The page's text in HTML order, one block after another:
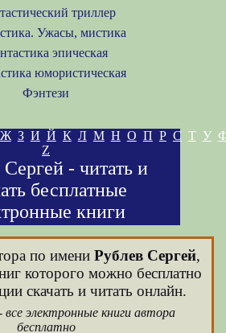
триллер
Ужасы, мистика
эпическая
юмористическая
Фэнтези
Ж З И Й К Л М Н О П Р С Т У
Z
Сергей - читать и
бесплатные
книги
по имени Рублев Сергей,
которого можно бесплатно
скачать и читать онлайн.
все электронные книги автора
бесплатно